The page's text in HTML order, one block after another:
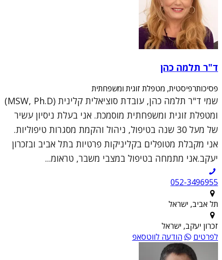
ד"ר תלמה כהן
פסיכותרפיסטית, מטפלת זוגית ומשפחתית
שמי ד"ר תלמה כהן, עובדת סוציאלית קלינית (MSW, Ph.D)
ומטפלת זוגית ומשפחתית מוסמכת. אני בעלת ניסיון עשיר
של מעל 30 שנה בטיפול, ניהול והקמת מסגרות טיפוליות.
אני מקבלת מטופלים בקליניקות פרטיות בתל אביב ובזכרון
יעקב.אני מתמחה בטיפול במצבי משבר, טראומ...
052-3496955
תל אביב, ישראל
זכרון יעקב, ישראל
לפרטים
הודעה לווטסאפ